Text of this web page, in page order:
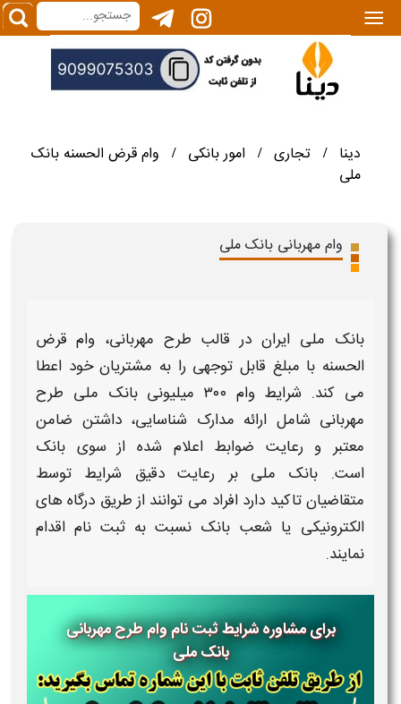
|||
دینا / تجاری / امور بانکی /
وام قرض الحسنه بانک
ملی
وام مهربانی بانک ملی
بانک ملی ایران در قالب طرح مهربانی، وام قرض
الحسنه با مبلغ قابل توجهی را به مشتریان خود اعطا
می کند.
شرایط وام ۳۰۰ میلیونی بانک ملی طرح
مهربانی شامل ارائه مدارک شناسایی، داشتن ضامن
معتبر و رعایت ضوابط اعلام شده از سوی بانک
است. بانک ملی بر رعایت دقیق شرایط توسط
متقاضیان تاکید دارد افراد می توانند از طریق درگاه های
الکترونیکی یا شعب بانک نسبت به ثبت نام اقدام
نمایند.
برای مشاوره شرایط ثبت نام وام طرح مهربانی
بانک ملی